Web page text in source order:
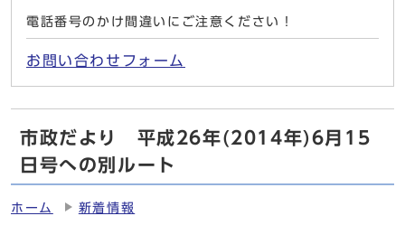
電話番号のかけ間違いにご注意ください！
お問い合わせフォーム
市政だより 平成26年(2014年)6月15
日号への別ルート
ホーム 新着情報